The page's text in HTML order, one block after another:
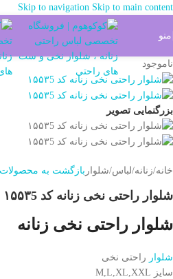
Skip to navigation Skip to main content
شما میتوانید خرید خود را از طریق
منو
ناموجود
بزرگنمایی تصویر
خانه/زنانه/لباس/شلوار بازگشت به محصولات
شلوار راحتی نخی زنانه کد ۱۵۵۳5
شلوار راحتی نخی زنانه
شلوار راحتی نخی
سایز M,L,XL,XXL